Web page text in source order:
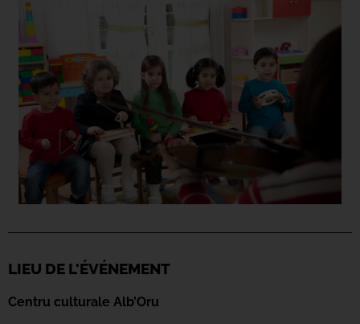
LIEU DE L'ÉVÉNEMENT
Centru culturale Alb’Oru